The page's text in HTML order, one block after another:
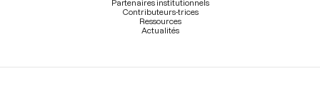
Partenaires institutionnels
Contributeurs-trices
Ressources
Actualités